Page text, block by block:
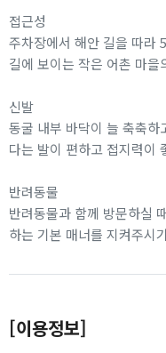
접근성
주차장에서 해안 길을 따라
길에 보이는 작은 어촌 마
신발
동굴 내부 바닥이 늘 축축
다는 발이 편하고 접지력이
반려동물
반려동물과 함께 방문하실
하는 기본 매너를 지켜주시
[이용정보]